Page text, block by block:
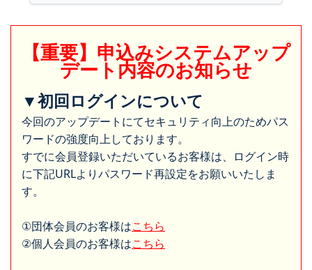
【重要】申込みシステムアップ
デート内容のお知らせ
▼初回ログインについて
今回のアップデートにてセキュリティ向上のためパス
ワードの強度向上しております。
すでに会員登録いただいているお客様は、ログイン時
に下記URLよりパスワード再設定をお願いいたしま
す。
①団体会員のお客様はこちら
②個人会員のお客様はこちら